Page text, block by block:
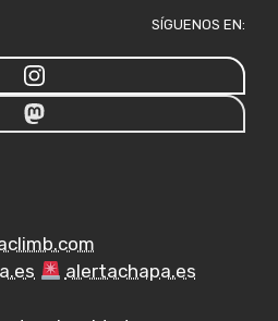
SÍGUENOS EN:
alertachapa.es